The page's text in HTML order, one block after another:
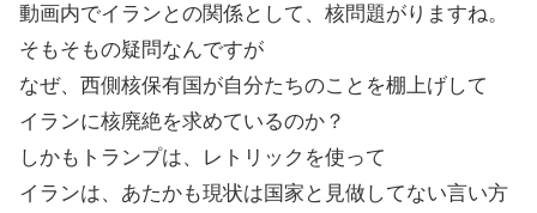
動画内でイランとの関係として、核問題がりますね。
そもそもの疑問なんですが
なぜ、西側核保有国が自分たちのことを棚上げして
イランに核廃絶を求めているのか？
しかもトランプは、レトリックを使って
イランは、あたかも現状は国家と見做してない言い方